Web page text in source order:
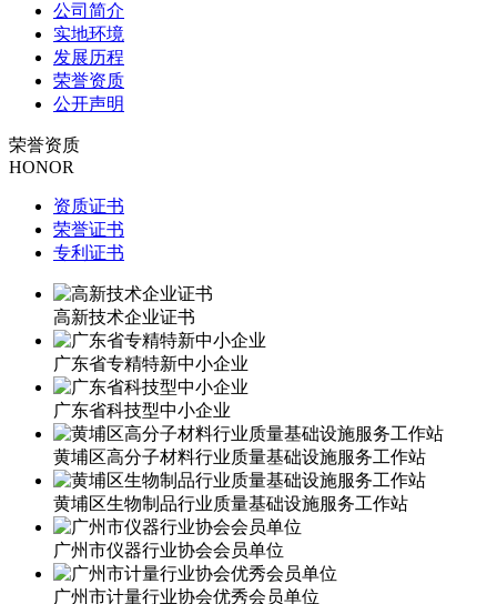
公司简介
实地环境
发展历程
荣誉资质
公开声明
荣誉资质
HONOR
资质证书
荣誉证书
专利证书
高新技术企业证书
广东省专精特新中小企业
广东省科技型中小企业
黄埔区高分子材料行业质量基础设施服务工作站
黄埔区生物制品行业质量基础设施服务工作站
广州市仪器行业协会会员单位
广州市计量行业协会优秀会员单位